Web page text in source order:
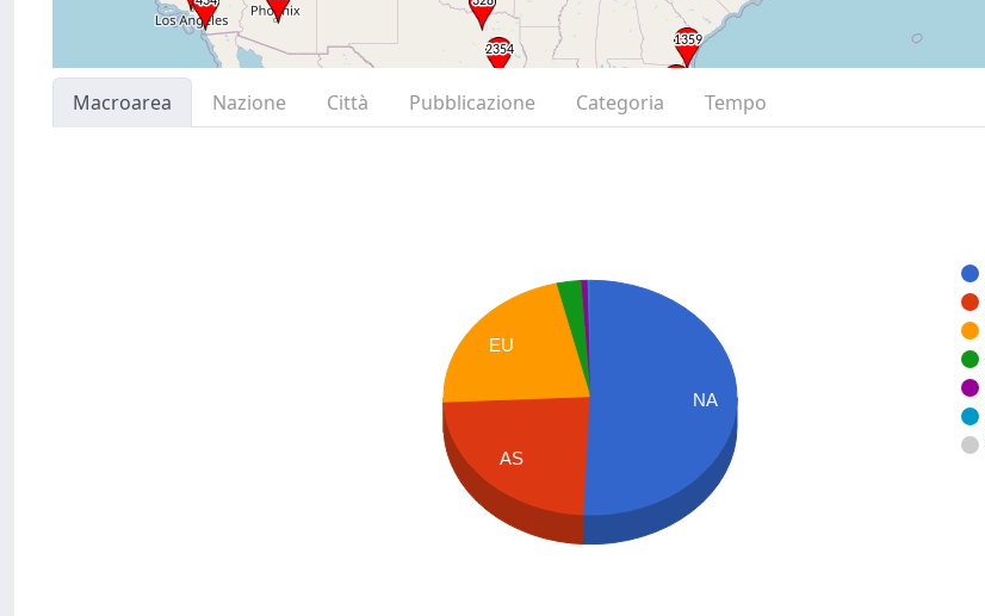
Macroarea Nazione Città Pubblicazione Categoria
Tempo
EU
AS
NA